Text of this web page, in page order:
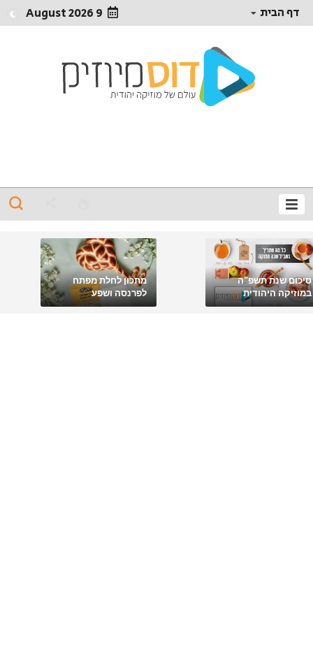
דף הבית 9 August 2026
סיכום שנת תשפ"ה
במוזיקה היהודית
מתכון לחלת מפתח
לפרנסה ושפע